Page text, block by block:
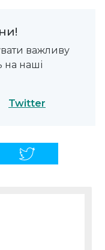
важливу
на наші
Twitter